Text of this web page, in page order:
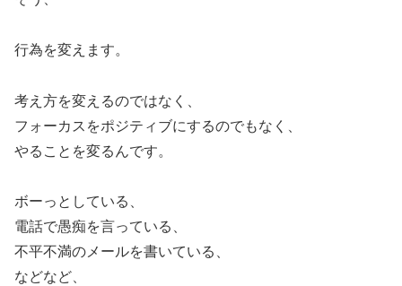
行為を変えます。
考え方を変えるのではなく、
フォーカスをポジティブにするのでもなく、
やることを変るんです。
ボーっとしている、
電話で愚痴を言っている、
不平不満のメールを書いている、
などなど、